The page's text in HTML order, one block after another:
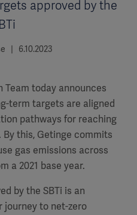
approved by the
| 6.10.2023
Team today announces
term targets are aligned
pathways for reaching
By this, Getinge commits
gas emissions across
a 2021 base year.
by the SBTi is an
journey to net-zero